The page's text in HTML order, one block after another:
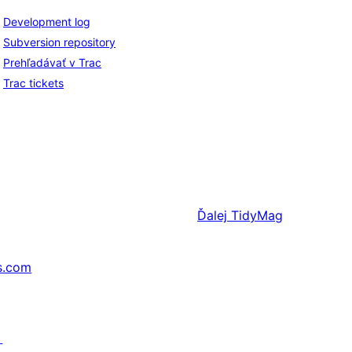
Development log
Subversion repository
Prehľadávať v Trac
Trac tickets
Ďalej TidyMag